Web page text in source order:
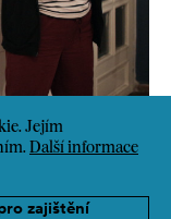
Jejím
Další informace
zajištění